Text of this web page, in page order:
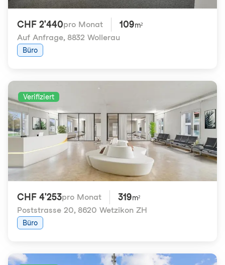
CHF 2'440pro Monat 109m²
Auf Anfrage, 8832 Wollerau
Büro
Verifiziert
CHF 4'253pro Monat 319m²
Poststrasse 20, 8620 Wetzikon ZH
Büro